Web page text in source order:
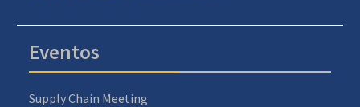
Eventos
Supply Chain Meeting